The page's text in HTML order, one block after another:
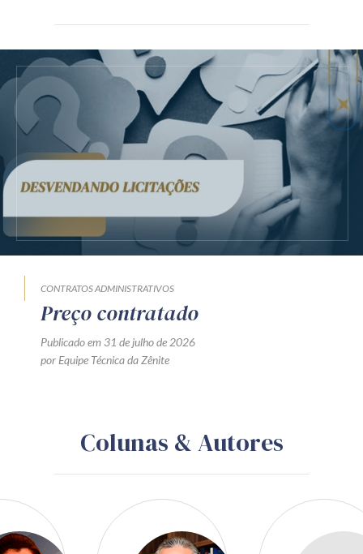
CONTRATOS ADMINISTRATIVOS
Preço contratado
Publicado em 31 de julho de 2026
por Equipe Técnica da Zênite
Colunas & Autores